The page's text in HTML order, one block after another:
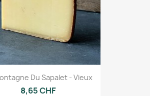
Du Sapalet - Vieux
8,65 CHF